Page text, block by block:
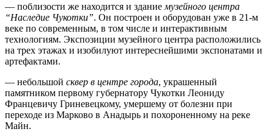
— поблизости же находится и здание музейного центра
“Наследие Чукотки”. Он построен и оборудован уже в 21-м
веке по современным, в том числе и интерактивным
технологиям. Экспозиции музейного центра расположились
на трех этажах и изобилуют интереснейшими экспонатами и
артефактами.
— небольшой сквер в центре города, украшенный
памятником первому губернатору Чукотки Леониду
Францевичу Гриневецкому, умершему от болезни при
переходе из Марково в Анадырь и похороненному на реке
Майн.